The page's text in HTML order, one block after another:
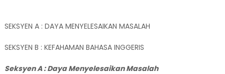
SEKSYEN A : DAYA MENYELESAIKAN MASALAH
SEKSYEN B : KEFAHAMAN BAHASA INGGERIS
Seksyen A : Daya Menyelesaikan Masalah